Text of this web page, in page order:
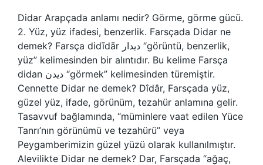
Didar Arapçada anlamı nedir? Görme, görme gücü.
2. Yüz, yüz ifadesi, benzerlik. Farsçada Didar ne
demek? Farsça didīdār دیدار “görüntü, benzerlik,
yüz” kelimesinden bir alıntıdır. Bu kelime Farsça
didan دیدن “görmek” kelimesinden türemiştir.
Cennette Didar ne demek? Dîdâr, Farsçada yüz,
güzel yüz, ifade, görünüm, tezahür anlamına gelir.
Tasavvuf bağlamında, “müminlere vaat edilen Yüce
Tanrı’nın görünümü ve tezahürü” veya
Peygamberimizin güzel yüzü olarak kullanılmıştır.
Alevilikte Didar ne demek? Dar, Farsçada “ağaç,